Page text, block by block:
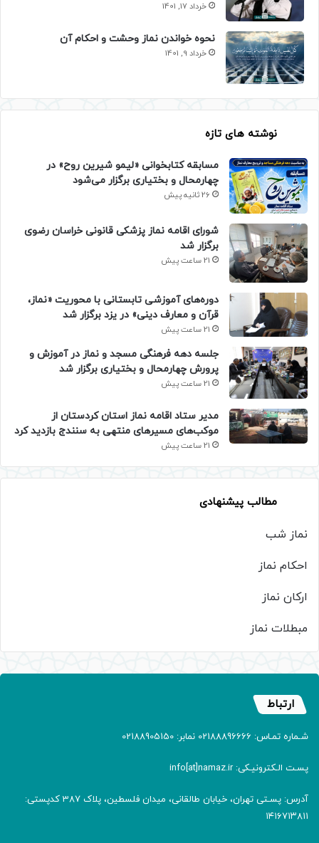
خرداد 17, 1401
نحوه خواندن نماز وحشت و احکام آن
خرداد 9, 1401
نوشته های تازه
مسابقه کتابخوانی «لیمو شیرین روح» در
چهارمحال و بختیاری برگزار می‌شود
26 ثانیه پیش
شورای اقامه نماز پزشکی قانونی خراسان رضوی
برگزار شد
21 ساعت پیش
دوره‌های آموزشی تابستانی با محوریت «نماز،
قرآن و معارف دینی» در یزد برگزار شد
21 ساعت پیش
جلسه دهه فرهنگی مسجد و نماز در آموزش و
پرورش چهارمحال و بختیاری برگزار شد
21 ساعت پیش
مدیر ستاد اقامه نماز استان کردستان از
موکب‌های مسیرهای منتهی به سنندج بازدید کرد
21 ساعت پیش
مطالب پیشنهادی
نماز شب
احکام نماز
ارکان نماز
مبطلات نماز
ارتباط
شـماره تمـاس: 02188896666 نمابر: 02188905150
پسـت الـکترونیـکی: info[at]namaz.ir
آدرس: پسـتی تهران، خیابان طالقانی، میدان فلسطین، پلاک 387 کدپستی:
۱۴۱۶۷۱۳۸۱۱